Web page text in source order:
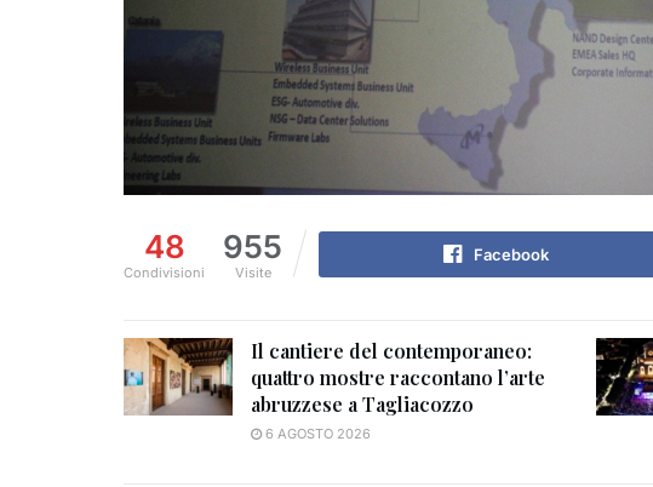
48
Condivisioni
955
Visite
Facebook
Il cantiere del contemporaneo:
quattro mostre raccontano l’arte
abruzzese a Tagliacozzo
6 AGOSTO 2026